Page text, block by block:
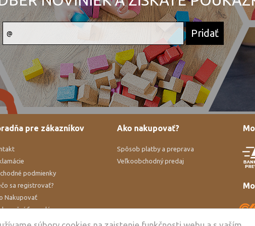
pre zákazníkov
podmienky
sa registrovať?
Nakupovať
formulár
osobných údajov
Ako nakupovať?
Spôsob platby a preprava
Veľkoobchodný predaj